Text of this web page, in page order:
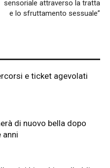
sensoriale attraverso la tratta
e lo sfruttamento sessuale”
e ticket agevolati
di nuovo bella dopo
anni